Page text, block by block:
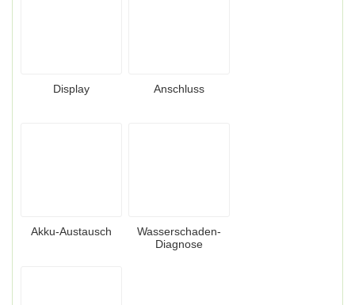
Display Anschluss
Akku-Austausch
Wasserschaden-
Diagnose